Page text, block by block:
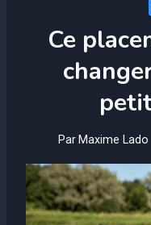
Ce
Par Maxime Lado